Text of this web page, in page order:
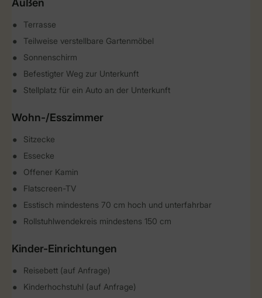
Außen
Terrasse
Teilweise verstellbare Gartenmöbel
Sonnenschirm
Befestigter Weg zur Unterkunft
Stellplatz für ein Auto an der Unterkunft
Wohn-/Esszimmer
Sitzecke
Essecke
Offener Kamin
Flatscreen-TV
Esstisch mindestens 70 cm hoch und unterfahrbar
Rollstuhlwendekreis mindestens 150 cm
Kinder-Einrichtungen
Reisebett (auf Anfrage)
Kinderhochstuhl (auf Anfrage)